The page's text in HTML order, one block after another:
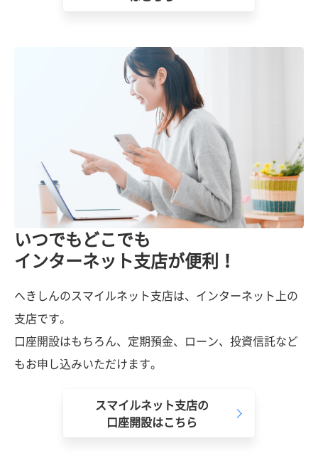
いつでもどこでも
インターネット支店が便利！
へきしんのスマイルネット支店は、インターネット上の
支店です。
口座開設はもちろん、定期預金、ローン、投資信託など
もお申し込みいただけます。
スマイルネット支店の
口座開設はこちら